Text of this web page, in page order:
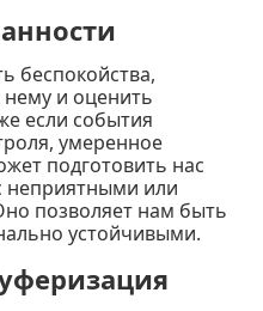
беспокойства,
и оценить
если события
умеренное
подготовить нас
неприятными или
позволяет нам быть
устойчивыми.